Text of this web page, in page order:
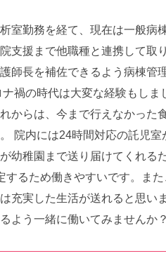
室勤務を経て、現在は一般病
支援まで他職種と連携して取
師長を補佐できるよう病棟管
禍の時代は大変な経験もし
からは、今まで行えなかった
院内には24時間対応の託児
幼稚園まで送り届けてくれる
するため働きやすいです。ま
充実した生活が送れると思い
よう一緒に働いてみませんか